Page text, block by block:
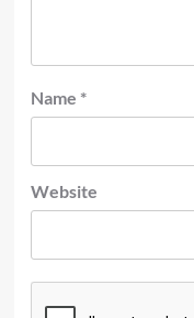
Name *
Website